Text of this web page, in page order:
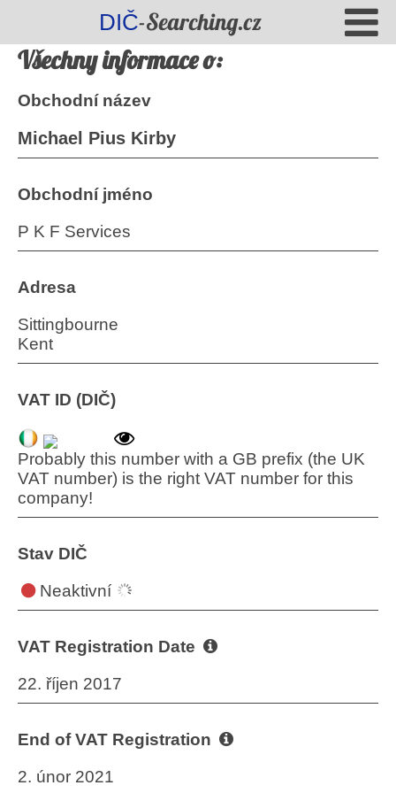
DIČ-Searching.cz
Všechny informace o:
Obchodní název
Michael Pius Kirby
Obchodní jméno
P K F Services
Adresa
Sittingbourne
Kent
VAT ID (DIČ)
Probably this number with a GB prefix (the UK
VAT number) is the right VAT number for this
company!
Stav DIČ
Neaktivní
VAT Registration Date
22. říjen 2017
End of VAT Registration
2. únor 2021